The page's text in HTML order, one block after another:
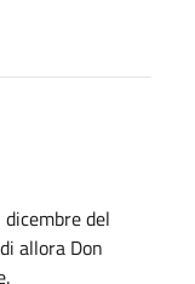
dicembre del
allora Don